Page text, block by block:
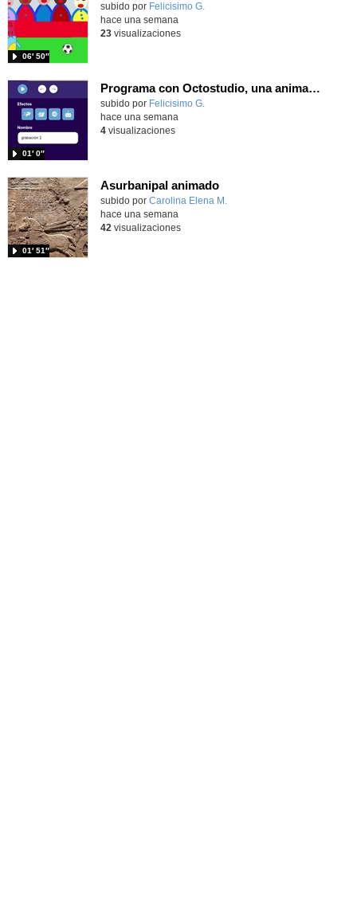
Contenido educativo.
subido por Felicisimo G.
06′ 50″
hace una semana
23visualizaciones
Programa con Octostudio, una animación utilizando la cámara para una foto y audio y texto para comunicar.
Contenido educativo.
subido por Felicisimo G.
01′ 0″
hace una semana
4visualizaciones
Asurbanipal animado
Contenido educativo.
subido por Carolina Elena M.
01′ 51″
hace una semana
42 visualizaciones